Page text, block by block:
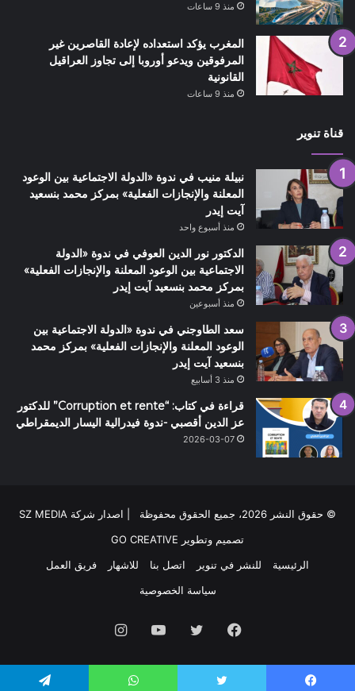
منذ 9 ساعات
المغرب يؤكد استعداده لإعادة القاصرين غير
المرفوقين ويدعو أوروبا إلى تجاوز العراقيل
القانونية
منذ 9 ساعات
قناة تنوير
نبيلة منيب في ندوة «الدولة الاجتماعية بين الوعود
المعلنة والإنجازات الفعلية» بمركز محمد بنسعيد
آيت إيدر
منذ أسبوع واحد
الدكتور نور الدين العوفي في ندوة «الدولة
الاجتماعية بين الوعود المعلنة والإنجازات الفعلية»
بمركز محمد بنسعيد آيت إيدر
منذ أسبوعين
سعد الطاوجني في ندوة «الدولة الاجتماعية بين
الوعود المعلنة والإنجازات الفعلية» بمركز محمد
بنسعيد آيت إيدر
منذ 3 أسابيع
قراءة في كتاب: “Corruption et rente” للدكتور
عز الدين أقصبي -ندوة فيدرالية اليسار الديمقراطي
2026-03-07
© حقوق النشر 2026، جميع الحقوق محفوظة | اصدار شركة SZ MEDIA
تصميم وتطوير GO CREATIVE
الرئيسية
للنشر في تنوير اتصل بنا للاشهار
فريق العمل
سياسة الخصوصية
فيسبوك تويتر يوتيوب